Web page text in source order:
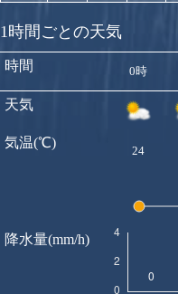
1時間ごとの天気
時間
天気
気温(℃)
降水量(mm/h)
0時
24